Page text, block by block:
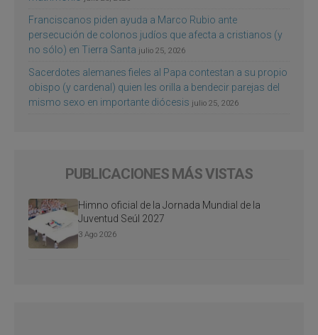
Franciscanos piden ayuda a Marco Rubio ante
persecución de colonos judíos que afecta a cristianos (y
no sólo) en Tierra Santa julio 25, 2026
Sacerdotes alemanes fieles al Papa contestan a su propio
obispo (y cardenal) quien les orilla a bendecir parejas del
mismo sexo en importante diócesis julio 25, 2026
PUBLICACIONES MÁS VISTAS
Himno oficial de la Jornada Mundial de la
Juventud Seúl 2027
3 Ago 2026